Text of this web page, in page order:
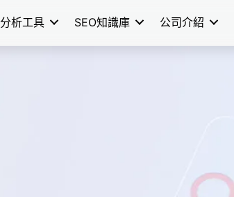
分析工具 SEO知識庫 公司介紹